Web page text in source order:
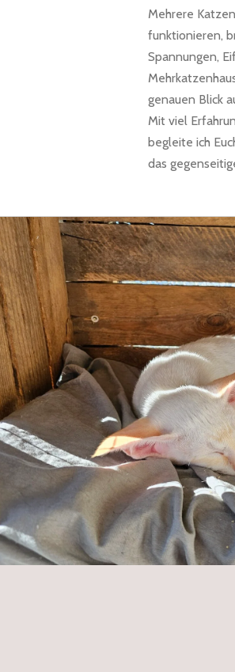
Mehrere
funktionieren,
Spannungen,
genauen Blick
Mit viel
begleite ich
das